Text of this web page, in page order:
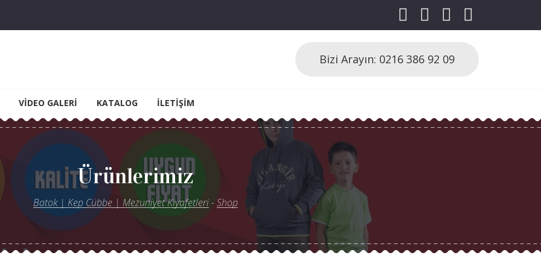
Kıyafetleri
VIDEO GALERI KATALOG İLETIŞIM
Bizi Arayın: 0216 386 92 09
Ürünlerimiz
Batok | Kep Cübbe | Mezuniyet Kıyafetleri-Shop